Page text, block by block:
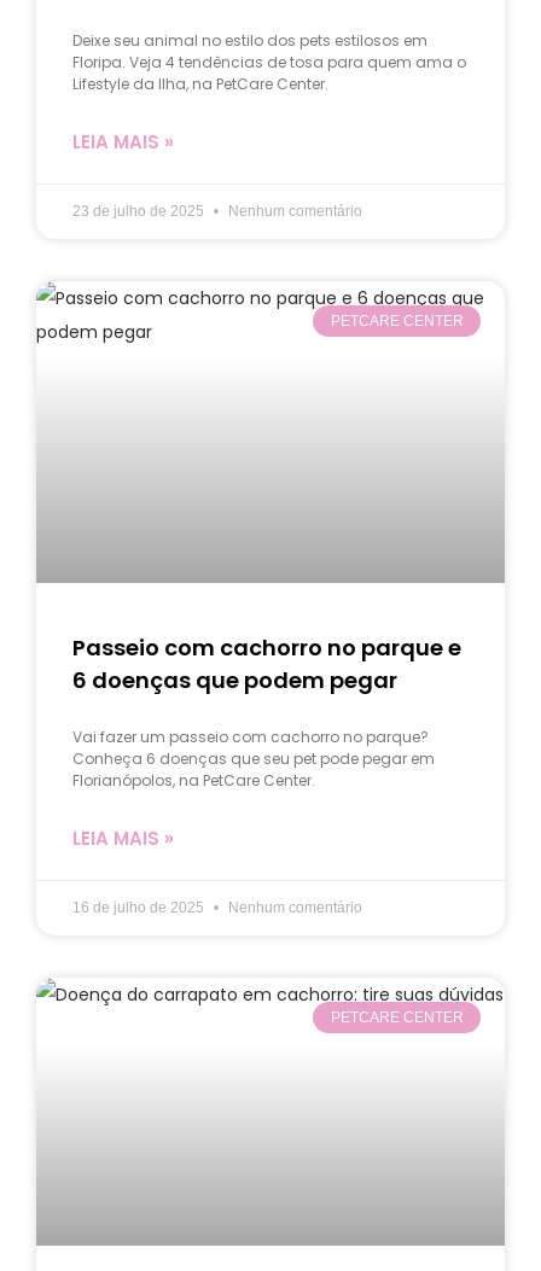
Deixe seu animal no estilo dos pets estilosos em
Floripa. Veja 4 tendências de tosa para quem ama o
Lifestyle da Ilha, na PetCare Center.
LEIA MAIS »
23 de julho de 2025 Nenhum comentário
PETCARE CENTER
Passeio com cachorro no parque e
6 doenças que podem pegar
Vai fazer um passeio com cachorro no parque?
Conheça 6 doenças que seu pet pode pegar em
Florianópolos, na PetCare Center.
LEIA MAIS »
16 de julho de 2025 Nenhum comentário
PETCARE CENTER